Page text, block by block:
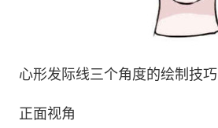
心形发际线三个角度的绘制技巧
正面视角